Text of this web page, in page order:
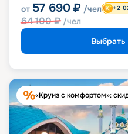
от 57 690 ₽ /чел
64 100₽ /чел
+2
Выбрать
«Круиз с комфортом»: